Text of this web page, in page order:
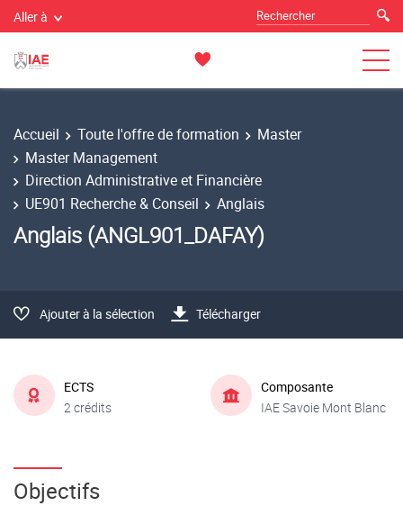
Aller à
Accueil Toute l'offre de formation
Master
Master Management
Direction Administrative et Financière
UE901 Recherche & Conseil
Anglais
Anglais (ANGL901_DAFAY)
Ajouter à la sélection Télécharger
ECTS
2 crédits
Composante
IAE Savoie Mont Blanc
Objectifs